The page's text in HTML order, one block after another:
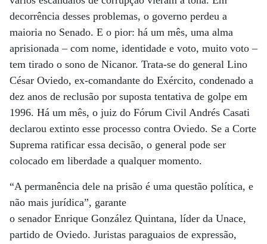
decorrência desses problemas, o governo perdeu a
maioria no Senado. E o pior: há um mês, uma alma
aprisionada – com nome, identidade e voto, muito voto –
tem tirado o sono de Nicanor. Trata-se do general Lino
César Oviedo, ex-comandante do Exército, condenado a
dez anos de reclusão por suposta tentativa de golpe em
1996. Há um mês, o juiz do Fórum Civil Andrés Casati
declarou extinto esse processo contra Oviedo. Se a Corte
Suprema ratificar essa decisão, o general pode ser
colocado em liberdade a qualquer momento.
“A permanência dele na prisão é uma questão política, e
não mais jurídica”, garante
o senador Enrique González Quintana, líder da Unace,
partido de Oviedo. Juristas paraguaios de expressão,